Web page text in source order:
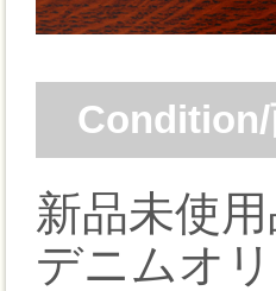
Condition/
新品未使用
デニムオ